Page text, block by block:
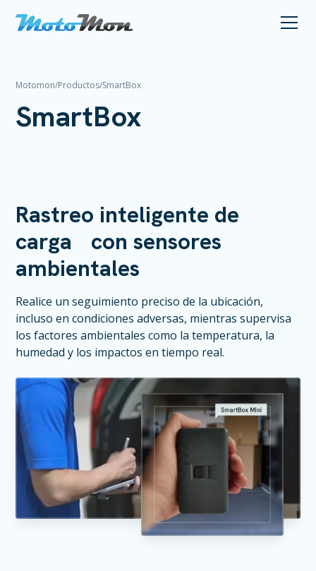
Motomon/Productos/SmartBox
SmartBox
Rastreo inteligente de
carga con sensores
ambientales
Realice un seguimiento preciso de la ubicación,
incluso en condiciones adversas, mientras supervisa
los factores ambientales como la temperatura, la
humedad y los impactos en tiempo real.